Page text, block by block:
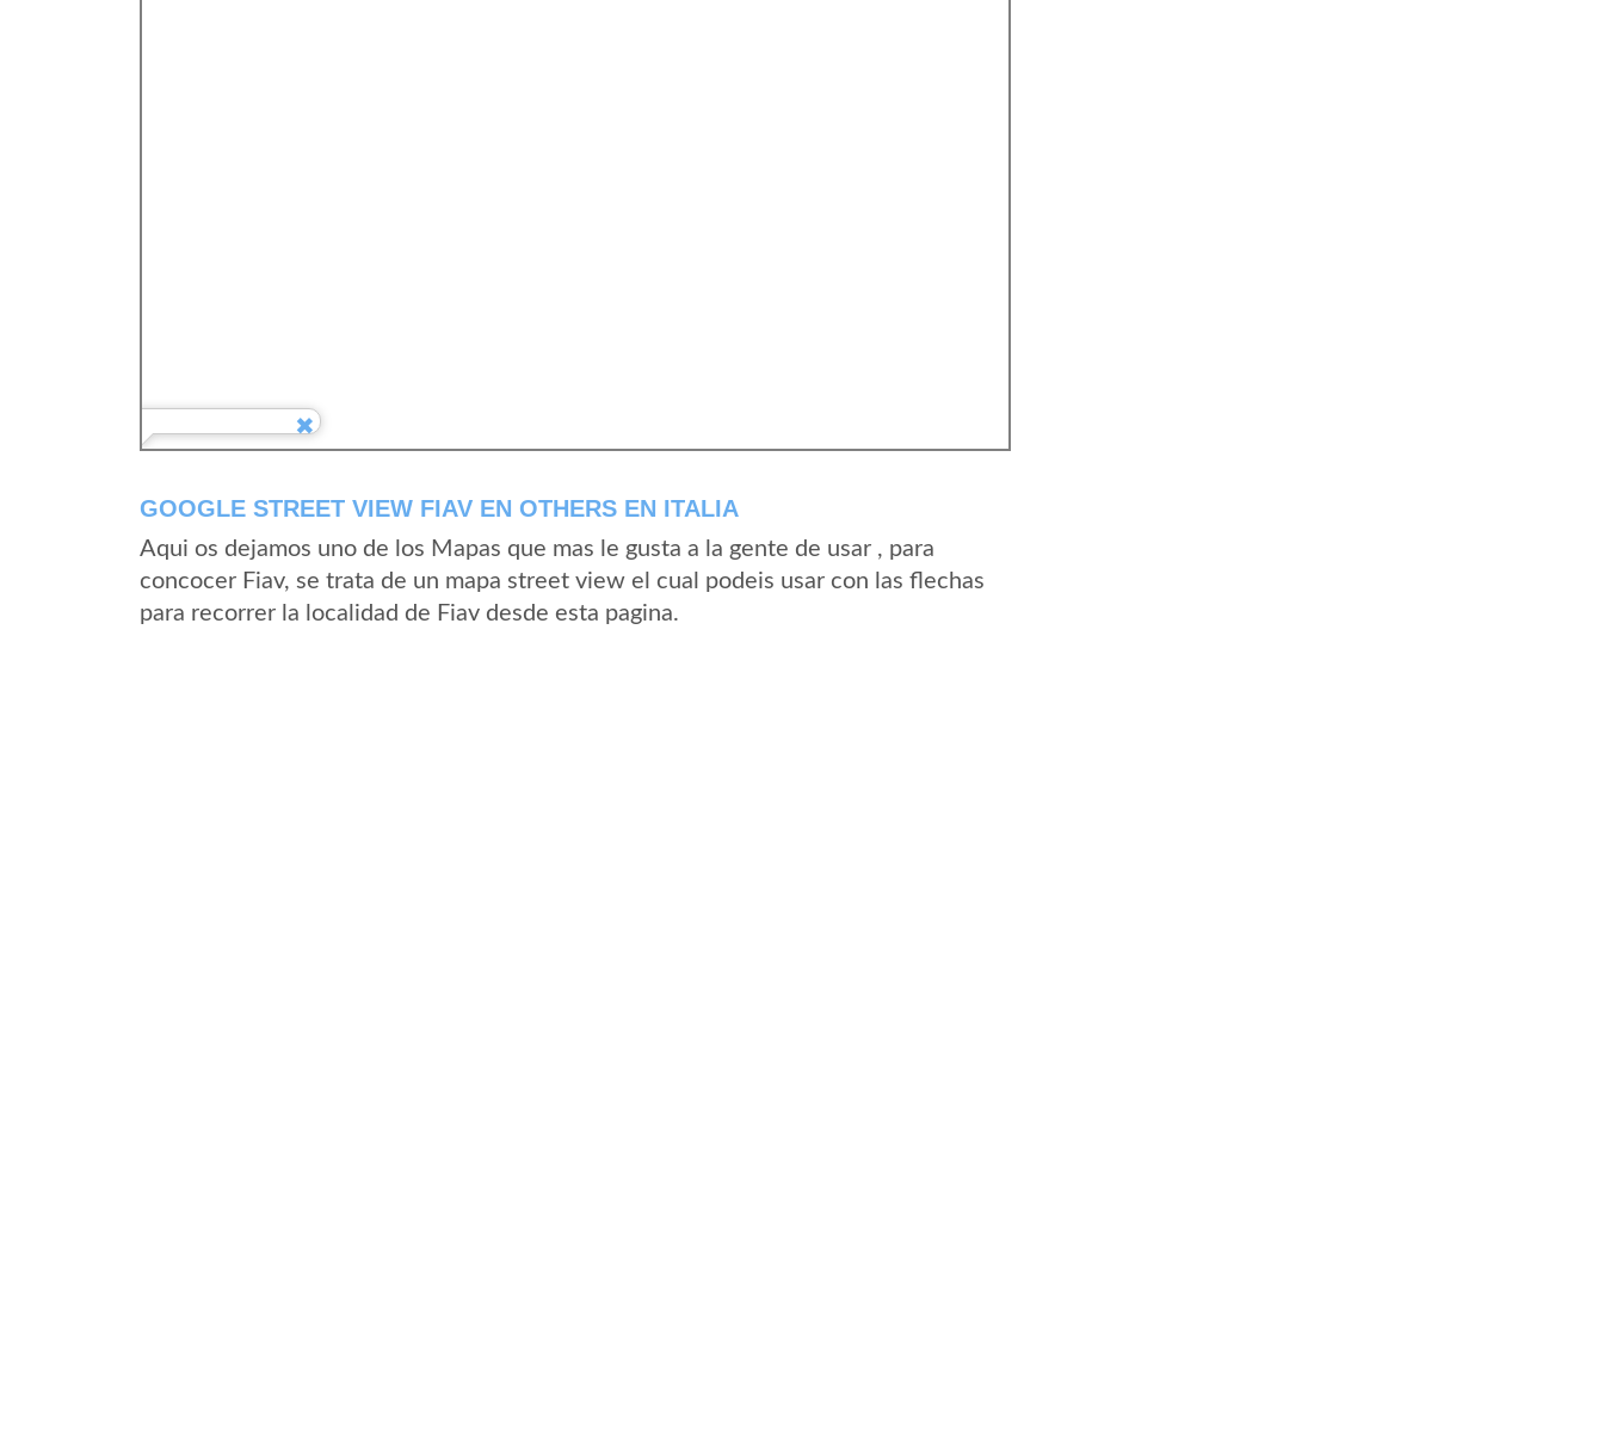
GOOGLE STREET VIEW FIAV EN OTHERS EN ITALIA
Aqui os dejamos uno de los Mapas que mas le gusta a la gente de usar , para
concocer Fiav, se trata de un mapa street view el cual podeis usar con las flechas
para recorrer la localidad de Fiav desde esta pagina.